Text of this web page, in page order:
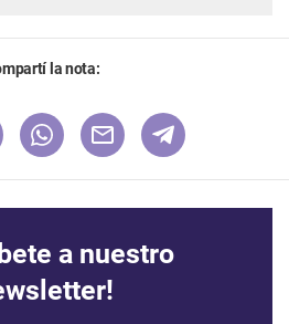
la nota:
a nuestro